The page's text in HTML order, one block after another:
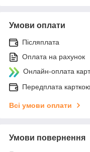
Умови оплати
Післяплата
Оплата на рахунок
Онлайн-оплата
Передплата
Всі умови оплати
Умови повернення